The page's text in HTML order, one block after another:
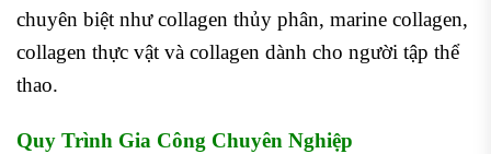
chuyên biệt như collagen thủy phân, marine collagen,
collagen thực vật và collagen dành cho người tập thể
thao.
Quy Trình Gia Công Chuyên Nghiệp